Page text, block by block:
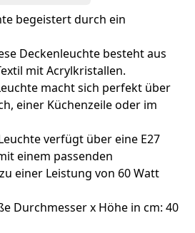
begeistert durch ein
Deckenleuchte besteht aus
mit Acrylkristallen.
macht sich perfekt über
einer Küchenzeile oder im
verfügt über eine E27
einem passenden
einer Leistung von 60 Watt
Durchmesser x Höhe in cm: 40